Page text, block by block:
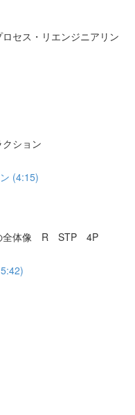
セス・リエンジニアリン
ション
(4:15)
全体像 R STP 4P